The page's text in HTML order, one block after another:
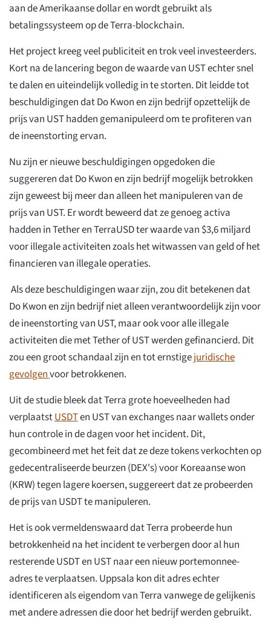
aan de Amerikaanse dollar en wordt gebruikt als
betalingssysteem op de Terra-blockchain.
Het project kreeg veel publiciteit en trok veel investeerders.
Kort na de lancering begon de waarde van UST echter snel
te dalen en uiteindelijk volledig in te storten. Dit leidde tot
beschuldigingen dat Do Kwon en zijn bedrijf opzettelijk de
prijs van UST hadden gemanipuleerd om te profiteren van
de ineenstorting ervan.
Nu zijn er nieuwe beschuldigingen opgedoken die
suggereren dat Do Kwon en zijn bedrijf mogelijk betrokken
zijn geweest bij meer dan alleen het manipuleren van de
prijs van UST. Er wordt beweerd dat ze genoeg activa
hadden in Tether en TerraUSD ter waarde van $3,6 miljard
voor illegale activiteiten zoals het witwassen van geld of het
financieren van illegale operaties.
Als deze beschuldigingen waar zijn, zou dit betekenen dat
Do Kwon en zijn bedrijf niet alleen verantwoordelijk zijn voor
de ineenstorting van UST, maar ook voor alle illegale
activiteiten die met Tether of UST werden gefinancierd. Dit
zou een groot schandaal zijn en tot ernstigejuridische
gevolgenvoor betrokkenen.
Uit de studie bleek dat Terra grote hoeveelheden had
verplaatstUSDTen UST van exchanges naar wallets onder
hun controle in de dagen voor het incident. Dit,
gecombineerd met het feit dat ze deze tokens verkochten op
gedecentraliseerde beurzen (DEX's) voor Koreaanse won
(KRW) tegen lagere koersen, suggereert dat ze probeerden
de prijs van USDT te manipuleren.
Het is ook vermeldenswaard dat Terra probeerde hun
betrokkenheid na het incident te verbergen door al hun
resterende USDT en UST naar een nieuw portemonnee-
adres te verplaatsen. Uppsala kon dit adres echter
identificeren als eigendom van Terra vanwege de gelijkenis
met andere adressen die door het bedrijf werden gebruikt.